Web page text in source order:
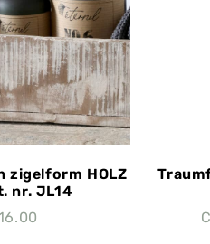
zigelform HOLZ
nr. JL14